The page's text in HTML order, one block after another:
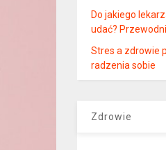
Do jakiego
udać?
Stres a zdrowie
radzenia sobie
Zdrowie